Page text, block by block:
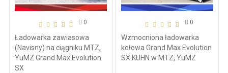
0
Ładowarka zawiasowa
(Navisny) na ciągniku MTZ,
YuMZ Grand Max Evolution
SX
0
Wzmocniona ładowarka
kołowa Grand Max Evolution
SX KUHN w MTZ, YuMZ